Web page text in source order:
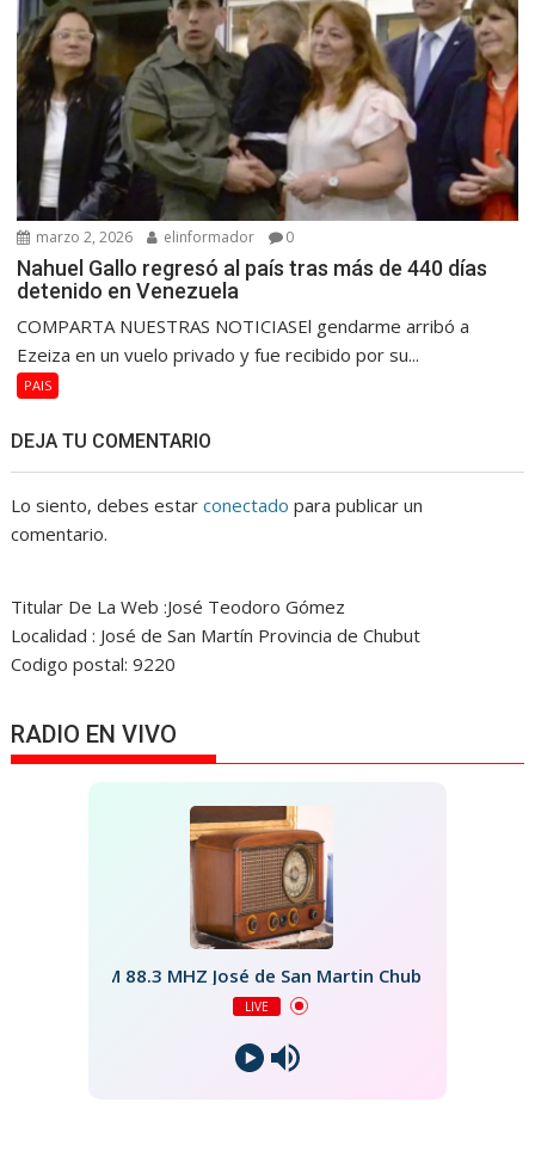
marzo 2, 2026 elinformador 0
Nahuel Gallo regresó al país tras más de 440 días
detenido en Venezuela
COMPARTA NUESTRAS NOTICIASEl gendarme arribó a
Ezeiza en un vuelo privado y fue recibido por su...
PAIS
DEJA TU COMENTARIO
Lo siento, debes estarconectado para publicar un
comentario.
Titular De La Web :José Teodoro Gómez
Localidad : José de San Martín Provincia de Chubut
Codigo postal: 9220
RADIO EN VIVO
FM 88.3 MHZ José de San Martin Chubut
LIVE